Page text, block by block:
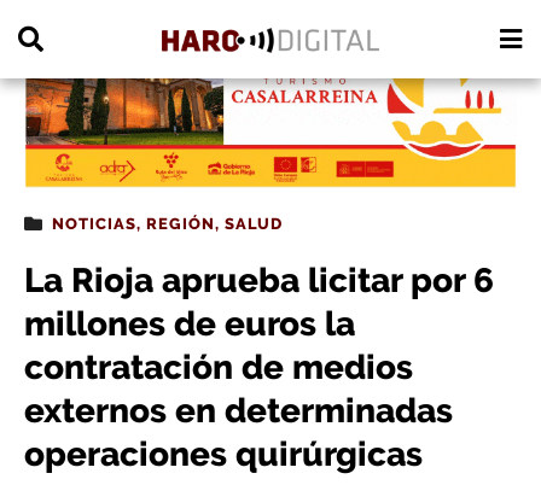
NOTICIAS, REGIÓN, SALUD
La Rioja aprueba licitar por 6
millones de euros la
contratación de medios
externos en determinadas
operaciones quirúrgicas